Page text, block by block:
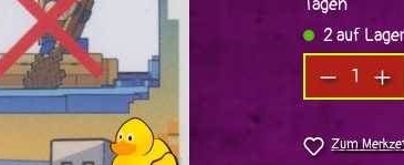
Tagen
2 auf
Zum